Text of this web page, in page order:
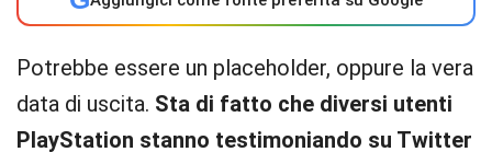
Potrebbe essere un placeholder, oppure la vera
data di uscita. Sta di fatto che diversi utenti
PlayStation stanno testimoniando su Twitter